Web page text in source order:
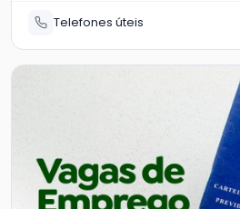
Telefones úteis